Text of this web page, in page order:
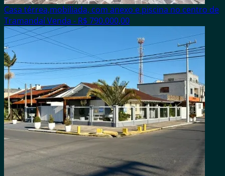
Casa térrea,mobiliada, com anexo e piscina no centro de
TramandaíVenda - R$ 790.000,00